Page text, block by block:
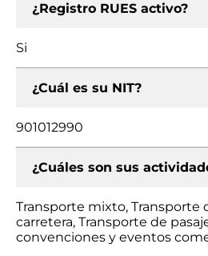
¿Registro RUES activo?
Si
¿Cuál es su NIT?
901012990
¿Cuáles son sus
Transporte mixto, Transporte
carretera, Transporte de
convenciones y eventos